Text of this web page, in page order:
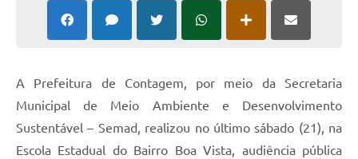
A Prefeitura de Contagem, por meio da Secretaria
Municipal de Meio Ambiente e Desenvolvimento
Sustentável – Semad, realizou no último sábado (21), na
Escola Estadual do Bairro Boa Vista, audiência pública